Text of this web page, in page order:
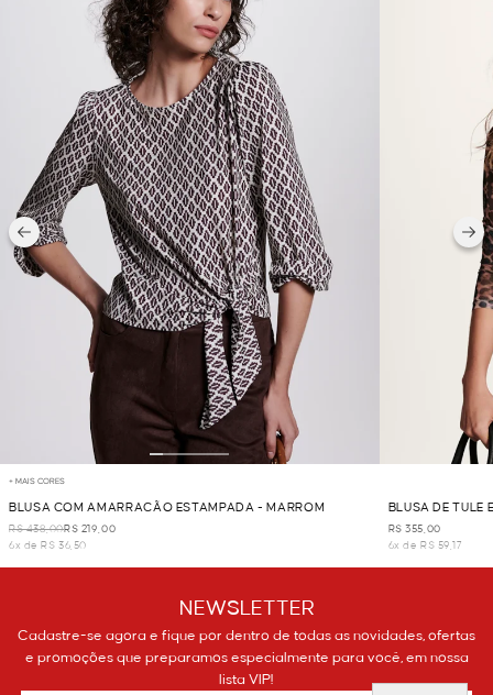
+ MAIS CORES
BLUSA COM AMARRACÃO ESTAMPADA - MARROM
R$ 438,00R$ 219,00
6x de R$ 36,50
BLUSA DE TULE
R$ 355,00
6x de R$ 59,17
NEWSLETTER
Cadastre-se agora e fique por dentro de todas as novidades, ofertas
e promoções que preparamos especialmente para você, em nossa
lista VIP!